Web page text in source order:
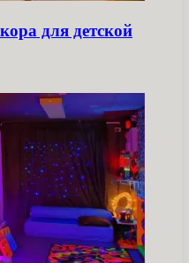
для детской